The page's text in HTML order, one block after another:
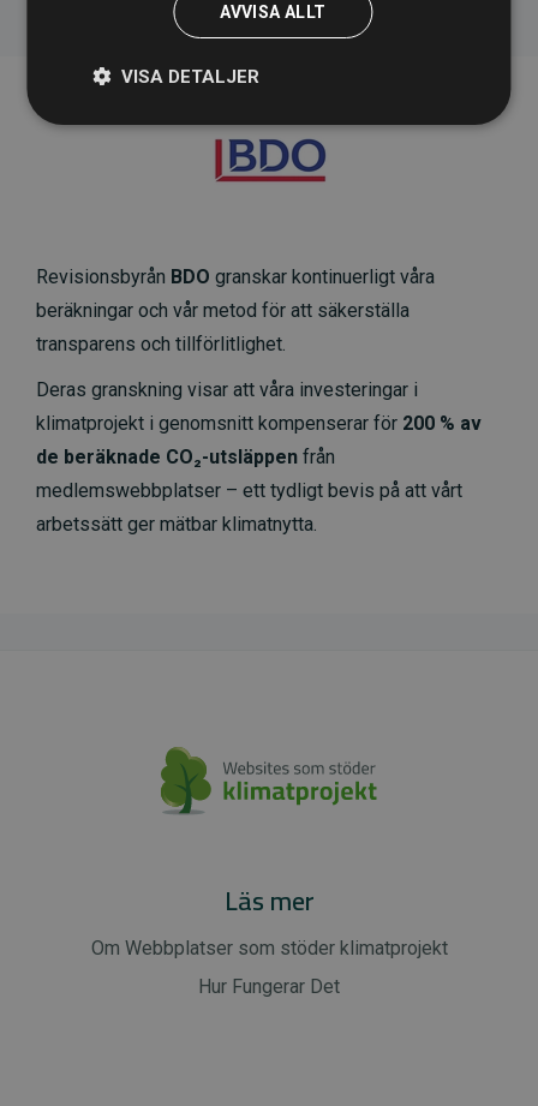
Revisionsbyrån BDO granskar kontinuerligt våra
beräkningar och vår metod för att säkerställa
transparens och tillförlitlighet.
Deras granskning visar att våra investeringar i
klimatprojekt i genomsnitt kompenserar för 200 % av
de beräknade CO₂-utsläppen från
medlemswebbplatser – ett tydligt bevis på att vårt
arbetssätt ger mätbar klimatnytta.
Läs mer
Om Webbplatser som stöder klimatprojekt
Hur Fungerar Det
AVVISA ALLT
VISA DETALJER